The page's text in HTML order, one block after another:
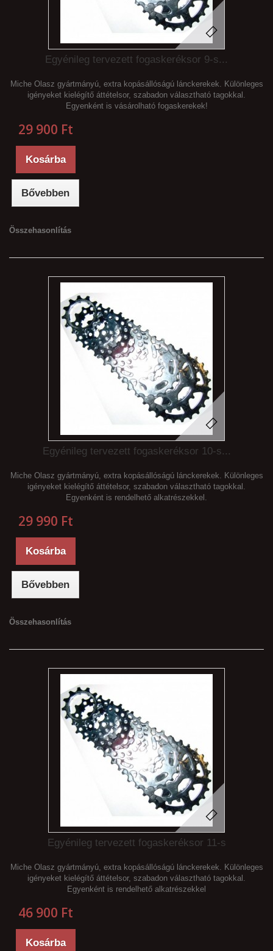
Egyénileg tervezett fogaskeréksor 9-s...
Miche Olasz gyártmányú, extra kopásállóságú lánckerekek. Különleges
igényeket kielégítő áttételsor, szabadon választható tagokkal.
Egyenként is vásárolható fogaskerekek!
29 900 Ft‎
Kosárba
Bővebben
Összehasonlítás
Egyénileg tervezett fogaskeréksor 10-s...
Miche Olasz gyártmányú, extra kopásállóságú lánckerekek. Különleges
igényeket kielégítő áttételsor, szabadon választható tagokkal.
Egyenként is rendelhető alkatrészekkel.
29 990 Ft‎
Kosárba
Bővebben
Összehasonlítás
Egyénileg tervezett fogaskeréksor 11-s
Miche Olasz gyártmányú, extra kopásállóságú lánckerekek. Különleges
igényeket kielégítő áttételsor, szabadon választható tagokkal.
Egyenként is rendelhető alkatrészekkel
46 900 Ft‎
Kosárba